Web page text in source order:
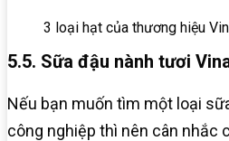
3 loại hạt của thương hiệu
5.5. Sữa đậu nành tươi
Nếu bạn muốn tìm một loại
công nghiệp thì nên cân nhắc